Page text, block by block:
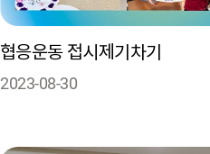
협응운동 접시제기차기
2023-08-30